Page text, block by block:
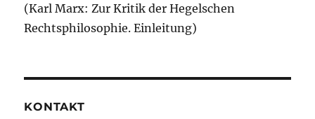
(Karl Marx: Zur Kritik der Hegelschen
Rechtsphilosophie. Einleitung)
KONTAKT